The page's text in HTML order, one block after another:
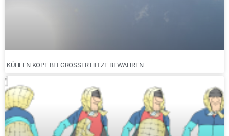
KÜHLEN KOPF BEI GROSSER HITZE BEWAHREN